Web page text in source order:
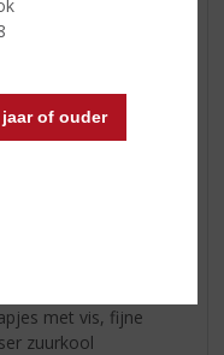
of ouder
van kleur met
met vis, fijne
zuurkool